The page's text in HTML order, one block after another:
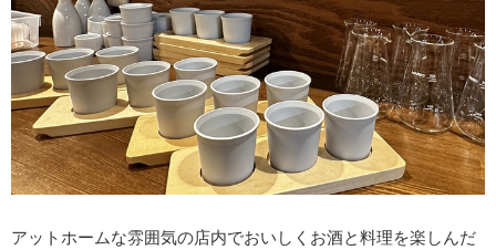
アットホームな雰囲気の店内でおいしくお酒と料理を楽しんだ